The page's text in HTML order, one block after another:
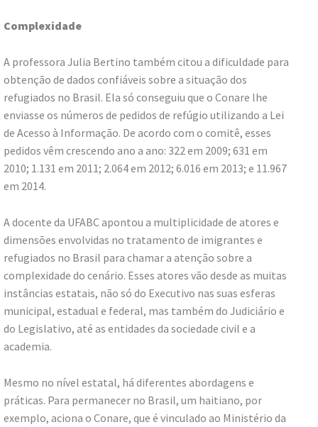
Complexidade
A professora Julia Bertino também citou a dificuldade para
obtenção de dados confiáveis sobre a situação dos
refugiados no Brasil. Ela só conseguiu que o Conare lhe
enviasse os números de pedidos de refúgio utilizando a Lei
de Acesso à Informação. De acordo com o comitê, esses
pedidos vêm crescendo ano a ano: 322 em 2009; 631 em
2010; 1.131 em 2011; 2.064 em 2012; 6.016 em 2013; e 11.967
em 2014.
A docente da UFABC apontou a multiplicidade de atores e
dimensões envolvidas no tratamento de imigrantes e
refugiados no Brasil para chamar a atenção sobre a
complexidade do cenário. Esses atores vão desde as muitas
instâncias estatais, não só do Executivo nas suas esferas
municipal, estadual e federal, mas também do Judiciário e
do Legislativo, até as entidades da sociedade civil e a
academia.
Mesmo no nível estatal, há diferentes abordagens e
práticas. Para permanecer no Brasil, um haitiano, por
exemplo, aciona o Conare, que é vinculado ao Ministério da